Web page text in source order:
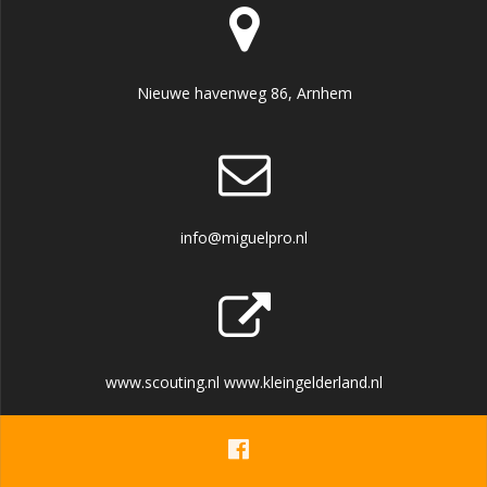
Nieuwe havenweg 86, Arnhem
info@miguelpro.nl
www.scouting.nl www.kleingelderland.nl